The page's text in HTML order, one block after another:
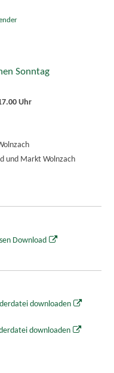
Sonntag
Uhr
und Markt Wolnzach
Download
downloaden
downloaden